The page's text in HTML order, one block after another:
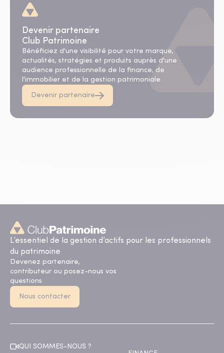
Devenir partenaire
Club Patrimoine
Bénéficiez d'une visibilité pour votre marque,
actualités, stratégies et produits auprès d'une
audience professionnelle de la finance, de
l'immobilier et de la gestion patrimoniale.
Devenir partenaire
L’essentiel de la gestion d’actifs pour les professionnels
du patrimoine
Devenez partenaire,
contributeur ou posez-nous vos
questions
Nous contacter
QUI SOMMES-NOUS ?